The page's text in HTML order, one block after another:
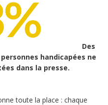
Des
handicapées ne
dans la presse.
toute la place : chaque